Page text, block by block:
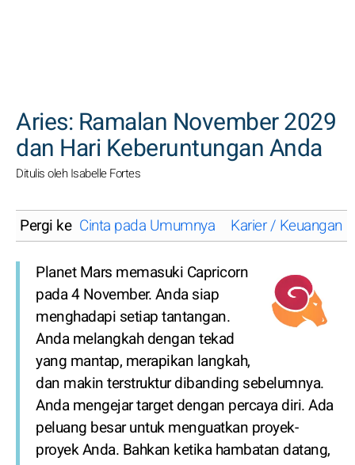
Aries: Ramalan November 2029
dan Hari Keberuntungan Anda
Ditulis oleh Isabelle Fortes
Pergi ke Cinta pada Umumnya Karier / Keuangan
Planet Mars memasuki Capricorn
pada 4 November. Anda siap
menghadapi setiap tantangan.
Anda melangkah dengan tekad
yang mantap, merapikan langkah,
dan makin terstruktur dibanding sebelumnya.
Anda mengejar target dengan percaya diri. Ada
peluang besar untuk menguatkan proyek-
proyek Anda. Bahkan ketika hambatan datang,